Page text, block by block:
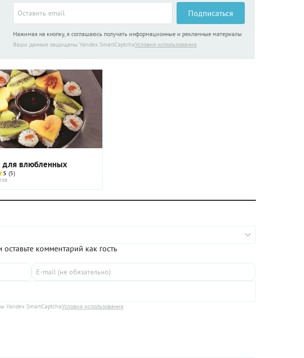
Подписаться
Нажимая на кнопку, я соглашаюсь получать информационные и рекламные материалы
Ваши данные защищены Yandex SmartCaptchaУсловия использования
для влюбленных
5 (5)
оставьте комментарий как гость
Yandex SmartCaptchaУсловия использования